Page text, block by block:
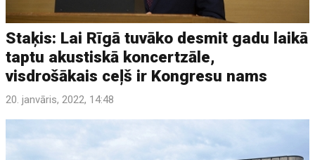
Staķis: Lai Rīgā tuvāko desmit gadu laikā
taptu akustiskā koncertzāle,
visdrošākais ceļš ir Kongresu nams
20. janvāris, 2022, 14:48